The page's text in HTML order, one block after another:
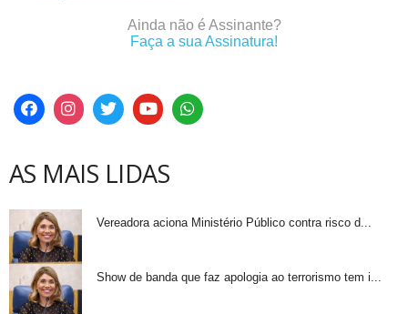
Ainda não é Assinante?
Faça a sua Assinatura!
AS MAIS LIDAS
Vereadora aciona Ministério Público contra risco d...
Show de banda que faz apologia ao terrorismo tem i...